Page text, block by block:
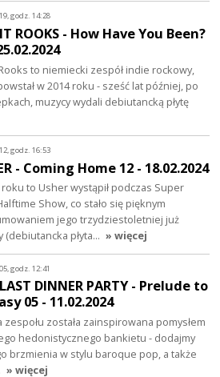
godz. 14:28
ROOKS - How Have You Been?
to niemiecki zespół indie rockowy,
w 2014 roku - sześć lat później, po
muzycy wydali debiutancką płytę
godz. 16:53
- Coming Home 12 - 18.02.2024
roku to Usher wystąpił podczas Super
Show, co stało się pięknym
jego trzydziestoletniej już
(debiutancka płyta… » więcej
godz. 12:41
DINNER PARTY - Prelude to
05 - 11.02.2024
zespołu została zainspirowana pomysłem
hedonistycznego bankietu - dodajmy
brzmienia w stylu baroque pop, a także
» więcej